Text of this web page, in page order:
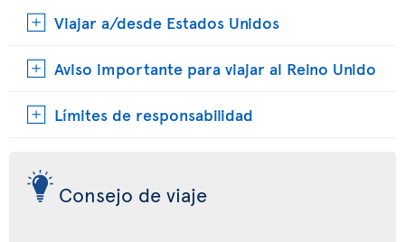
Viajar a/desde Estados Unidos
Aviso importante para viajar al Reino Unido
Límites de responsabilidad
Consejo de viaje